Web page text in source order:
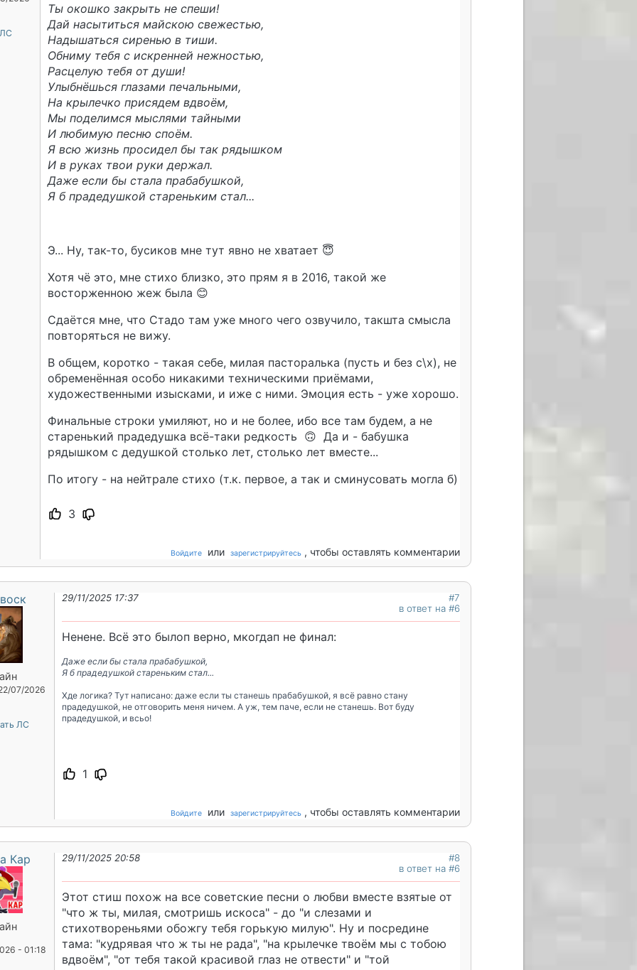
Ты окошко закрыть не спеши!
Дай насытиться майскою свежестью,
Надышаться сиренью в тиши.
Обниму тебя с искренней нежностью,
Расцелую тебя от души!
Улыбнёшься глазами печальными,
На крылечко присядем вдвоём,
Мы поделимся мыслями тайными
И любимую песню споём.
Я всю жизнь просидел бы так рядышком
И в руках твои руки держал.
Даже если бы стала прабабушкой,
Я б прадедушкой стареньким стал...
Э... Ну, так-то, бусиков мне тут явно не хватает 😇
Хотя чё это, мне стихо близко, это прям я в 2016, такой же
восторженною жеж была 😊
Сдаётся мне, что Стадо там уже много чего озвучило, такшта смысла
повторяться не вижу.
В общем, коротко - такая себе, милая пасторалька (пусть и без с\х), не
обременённая особо никакими техническими приёмами,
художественными изысками, и иже с ними. Эмоция есть - уже хорошо.
Финальные строки умиляют, но и не более, ибо все там будем, а не
старенький прадедушка всё-таки редкость 🙃 Да и - бабушка
рядышком с дедушкой столько лет, столько лет вместе...
По итогу - на нейтрале стихо (т.к. первое, а так и сминусовать могла б)
3
Войдите или зарегистрируйтесь , чтобы оставлять комментарии
07/2026
ЛС
29/11/2025 17:37
#7
в ответ на #6
Ненене. Всё это былоп верно, мкогдап не финал:
Даже если бы стала прабабушкой,
Я б прадедушкой стареньким стал...
Хде логика? Тут написано: даже если ты станешь прабабушкой, я всё равно стану
прадедушкой, не отговорить меня ничем. А уж, тем паче, если не станешь. Вот буду
прадедушкой, и всьо!
1
Войдите или зарегистрируйтесь , чтобы оставлять комментарии
Кар
- 01:18
29/11/2025 20:58
#8
в ответ на #6
Этот стиш похож на все советские песни о любви вместе взятые от
"что ж ты, милая, смотришь искоса" - до "и слезами и
стихотвореньями обожгу тебя горькую милую". Ну и посредине
тама: "кудрявая что ж ты не рада", "на крылечке твоём мы с тобою
вдвоём", "от тебя такой красивой глаз не отвести" и "той